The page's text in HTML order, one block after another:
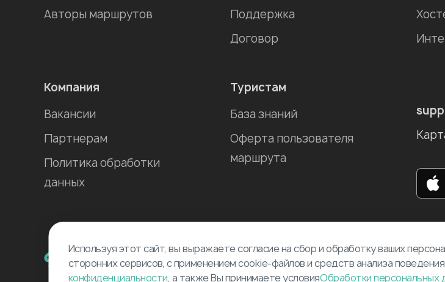
Авторы маршрутов
Поддержка
Договор
Компания
Вакансии
Партнерам
Политика обработки
данных
Туристам
База знаний
Оферта пользователя
маршрута
Используя этот сайт, вы выражаете согласие на сбор и обработку ваших
сторонних сервисов, с применением cookie-файлов и средств анализа
конфиденциальности, а также Вы принимаете условияОбработки персональных